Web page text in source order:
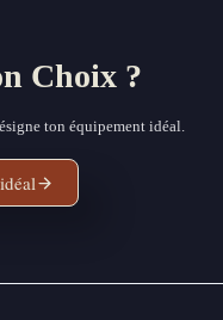
Choix ?
ton équipement idéal.